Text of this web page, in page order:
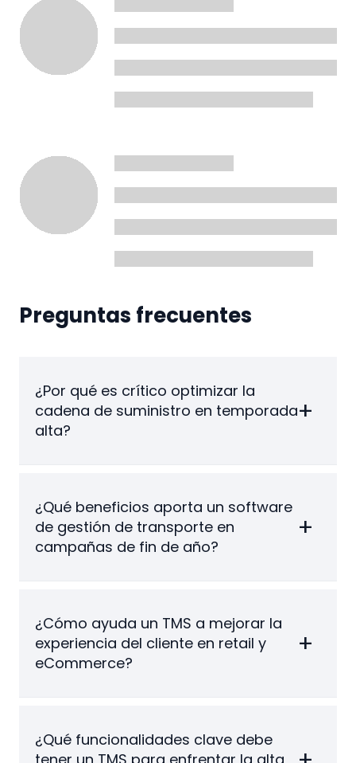
Preguntas frecuentes
¿Por qué es crítico optimizar la
cadena de suministro en temporada
alta?
¿Qué beneficios aporta un software
de gestión de transporte en
campañas de fin de año?
¿Cómo ayuda un TMS a mejorar la
experiencia del cliente en retail y
eCommerce?
¿Qué funcionalidades clave debe